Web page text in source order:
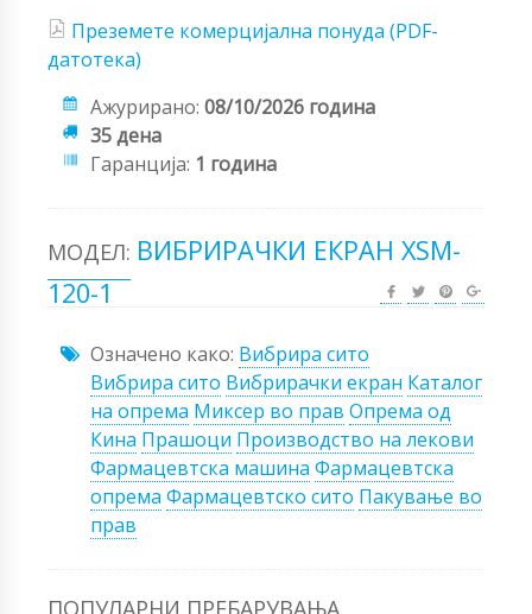
Преземете комерцијална понуда (PDF-
датотека)
Ажурирано: 08/10/2026 година
35 дена
Гаранција: 1 година
МОДЕЛ: ВИБРИРАЧКИ ЕКРАН XSM-
120-1
Означено како: Вибрира сито
Вибрира сито Вибрирачки екран Каталог
на опрема Миксер во прав Опрема од
Кина Прашоци Производство на лекови
Фармацевтска машина Фармацевтска
опрема Фармацевтско сито Пакување во
прав